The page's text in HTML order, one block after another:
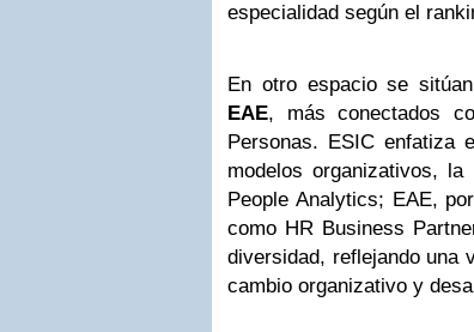
especialidad según el
En otro espacio se
EAE, más conectados
Personas. ESIC enfatiza
modelos organizativos,
People Analytics; EAE,
como HR Business
diversidad, reflejando una
cambio organizativo y